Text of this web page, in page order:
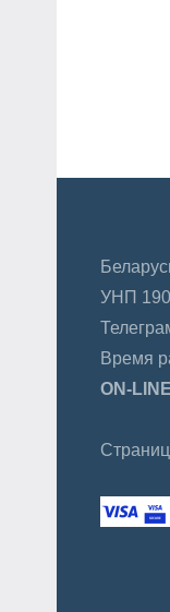
УНП
Время
ON-